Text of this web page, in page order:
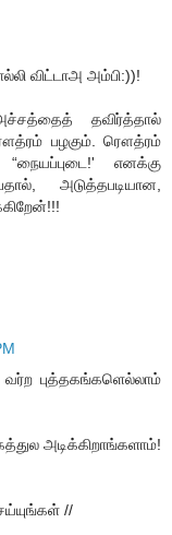
விட்டாஅ அம்பி:))!
தவிர்த்தால்
பழகும். ரௌத்ரம்
எனக்கு
அடுத்தபடியான,
வர்ற புத்தகங்களெல்லாம்
அடிக்கிறாங்களாம்!
//